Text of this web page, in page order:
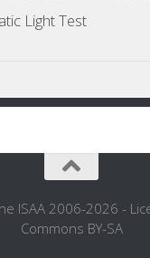
Light Test
ISAA 2006-2026 -
Commons BY-SA